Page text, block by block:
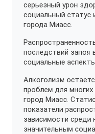
серьезный урон
социальный статус
города Миасс.
последствий запоя
социальные
Алкоголизм
проблем для
город Миасс.
показатели
зависимости среди
значительным